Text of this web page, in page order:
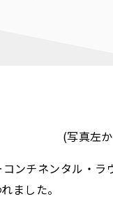
(写真左
ンチネンタル・
ました。